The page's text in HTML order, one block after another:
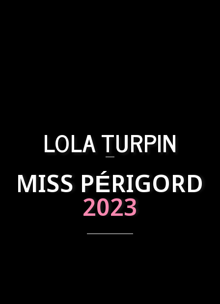
LOLA TURPIN
MISS PÉRIGORD
2023